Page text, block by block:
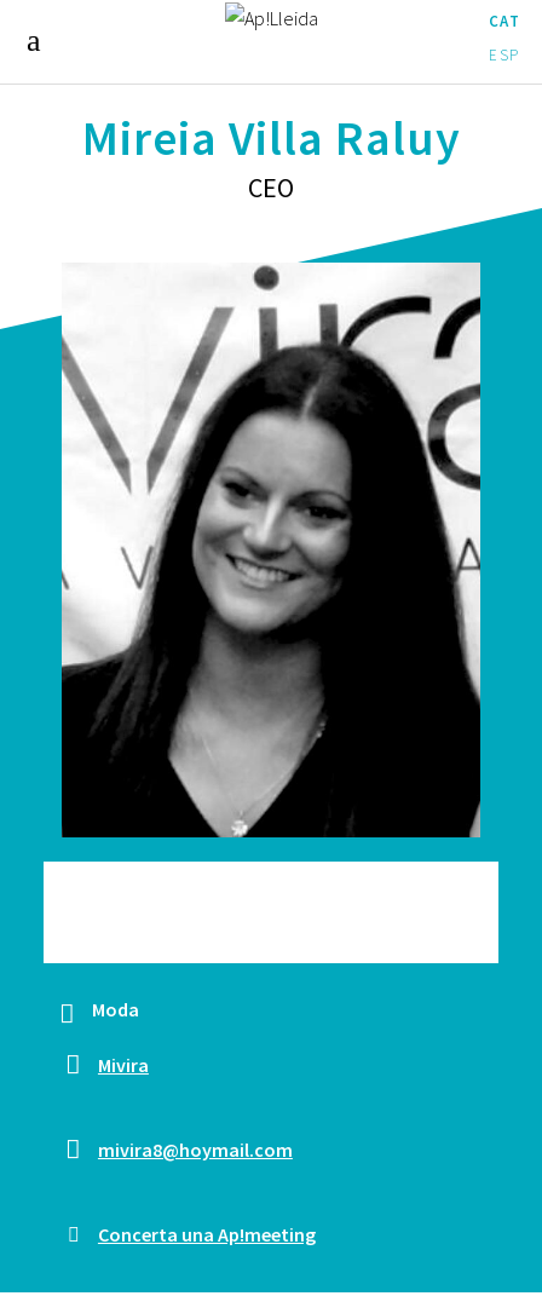
CAT
ESP
Mireia Villa Raluy
CEO
Moda
Mivira
mivira8@hoymail.com
Concerta una Ap!meeting